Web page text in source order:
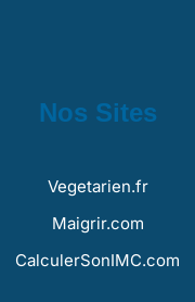
Nos Sites
Vegetarien.fr
Maigrir.com
CalculerSonIMC.com